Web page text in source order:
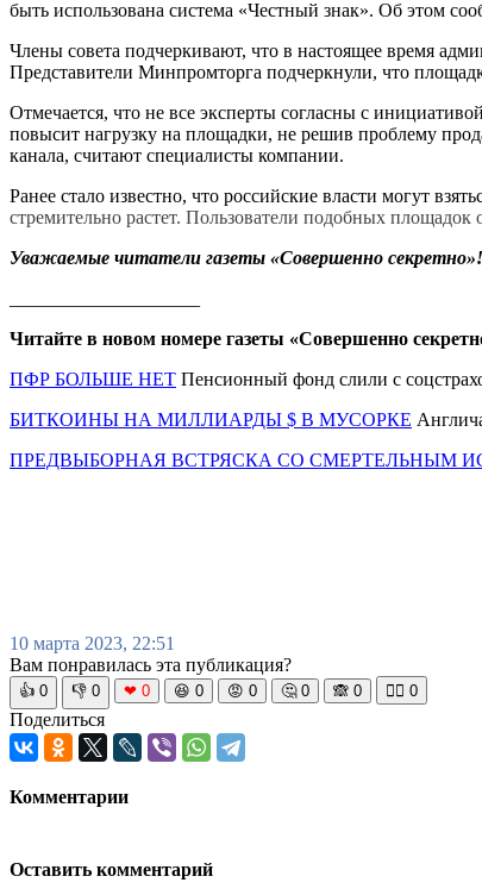
быть использована система «Честный знак». Об этом
Члены совета подчеркивают, что в настоящее время
Представители Минпромторга подчеркнули, что
Отмечается, что не все эксперты согласны с
повысит нагрузку на площадки, не решив проблему
канала, считают специалисты компании.
Ранее стало известно, что российские власти могут
стремительно растет. Пользователи подобных
Уважаемые читатели газеты «Совершенно
Читайте в новом номере газеты «Совершенно
ПФР БОЛЬШЕ НЕТ Пенсионный фонд слили с
БИТКОИНЫ НА МИЛЛИАРДЫ $ В МУСОРКЕ
ПРЕДВЫБОРНАЯ ВСТРЯСКА СО СМЕРТЕЛЬНЫМ
10 марта 2023, 22:51
Вам понравилась эта публикация?
👍 0 👎 0 ❤ 0 😆 0 😡 0 🤔 0 🙈 0 🧘‍♀️ 0
Поделиться
Комментарии
Оставить комментарий